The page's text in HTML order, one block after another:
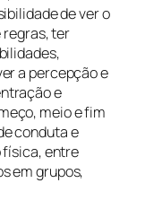
de ver o
ter
a percepção e
e
meio e fim
conduta e
entre
em grupos,